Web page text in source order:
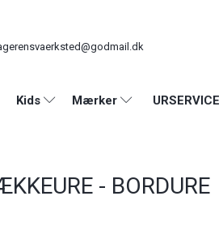
Kids Mærker URSERVICE
- BORDURE